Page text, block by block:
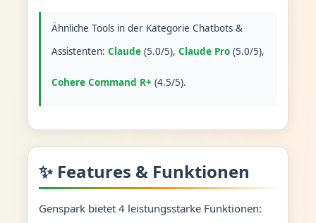
Ähnliche Tools in der Kategorie Chatbots &
Assistenten: Claude(5.0/5), Claude Pro(5.0/5),
Cohere Command R+(4.5/5).
✨ Features & Funktionen
Genspark bietet 4 leistungsstarke Funktionen: